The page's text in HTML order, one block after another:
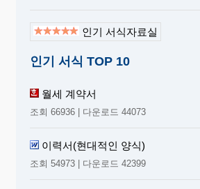
인기 서식자료실
인기 서식 TOP 10
월세 계약서
조회 66936 | 다운로드 44073
이력서(현대적인 양식)
조회 54973 | 다운로드 42399